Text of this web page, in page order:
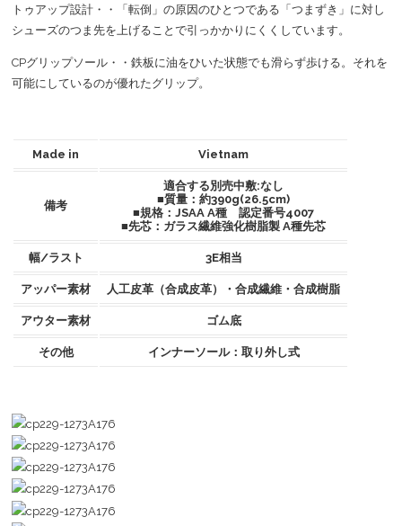
トゥアップ設計・・「転倒」の原因のひとつである「つまずき」に対し
シューズのつま先を上げることで引っかかりにくくしています。
CPグリップソール・・鉄板に油をひいた状態でも滑らず歩ける。それを
可能にしているのが優れたグリップ。
Made in Vietnam
備考
適合する別売中敷:なし
■質量：約390g(26.5cm)
■規格：JSAA A種 認定番号4007
■先芯：ガラス繊維強化樹脂製 A種先芯
幅/ラスト 3E相当
アッパー素材 人工皮革（合成皮革）・合成繊維・合成樹脂
アウター素材 ゴム底
その他 インナーソール：取り外し式